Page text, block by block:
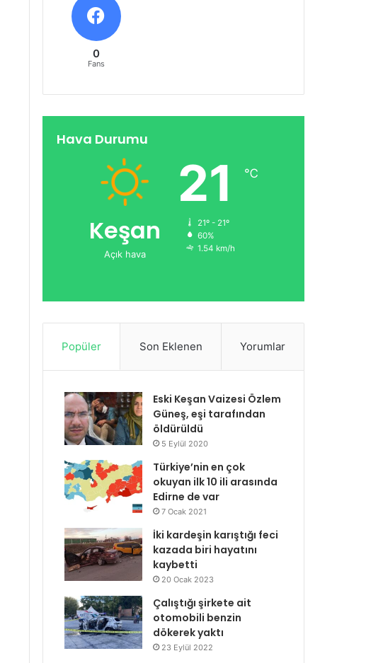
0
Fans
Hava Durumu
Keşan
Açık hava
21 ℃
21º - 21º
60%
1.54 km/h
Popüler Son Eklenen Yorumlar
Eski Keşan Vaizesi Özlem
Güneş, eşi tarafından
öldürüldü
5 Eylül 2020
Türkiye’nin en çok
okuyan ilk 10 ili arasında
Edirne de var
7 Ocak 2021
İki kardeşin karıştığı feci
kazada biri hayatını
kaybetti
20 Ocak 2023
Çalıştığı şirkete ait
otomobili benzin
dökerek yaktı
23 Eylül 2022